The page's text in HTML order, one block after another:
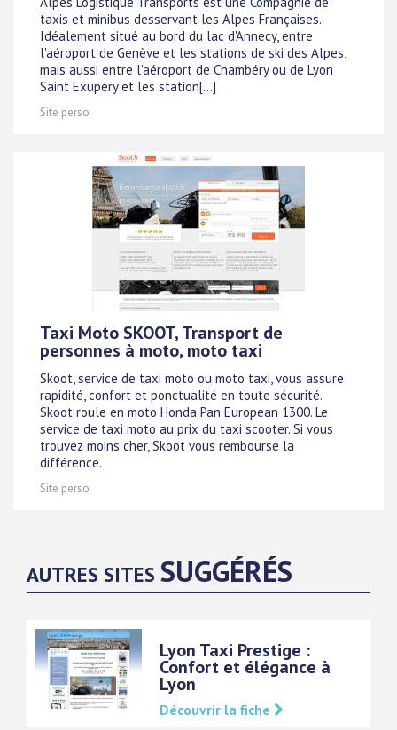
taxis et minibus desservant les Alpes Françaises.
Idéalement situé au bord du lac d'Annecy, entre
l'aéroport de Genève et les stations de ski des Alpes,
mais aussi entre l'aéroport de Chambéry ou de Lyon
Saint Exupéry et les station[...]
Site perso
Taxi Moto SKOOT, Transport de
personnes à moto, moto taxi
Skoot, service de taxi moto ou moto taxi, vous assure
rapidité, confort et ponctualité en toute sécurité.
Skoot roule en moto Honda Pan European 1300. Le
service de taxi moto au prix du taxi scooter. Si vous
trouvez moins cher, Skoot vous rembourse la
différence.
Site perso
AUTRES SITES SUGGÉRÉS
Lyon Taxi Prestige :
Confort et élégance à
Lyon
Découvrir la fiche